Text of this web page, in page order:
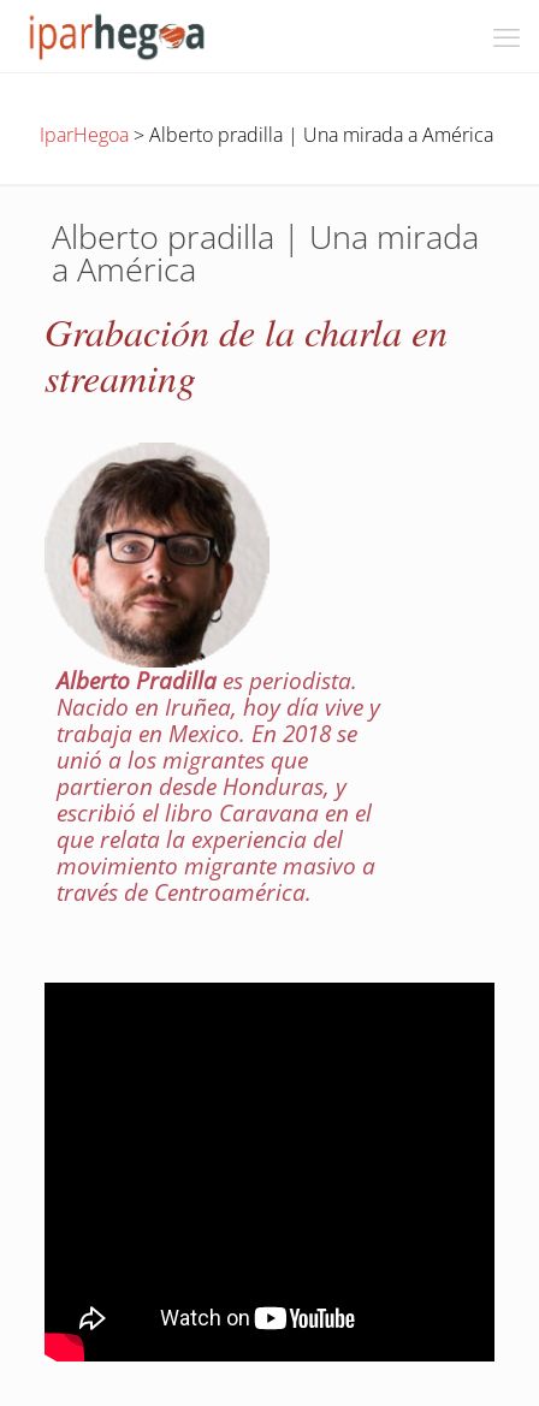
IparHegoa>Alberto pradilla | Una mirada a América
Alberto pradilla | Una mirada
a América
Grabación de la charla en
streaming
Alberto Pradillaes periodista.
Nacido en Iruñea, hoy día vive y
trabaja en Mexico. En 2018 se
unió a los migrantes que
partieron desde Honduras, y
escribió el libro Caravana en el
que relata la experiencia del
movimiento migrante masivo a
través de Centroamérica.